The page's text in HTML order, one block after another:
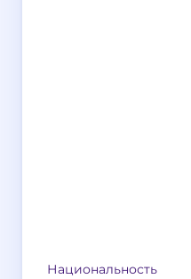
Национальность